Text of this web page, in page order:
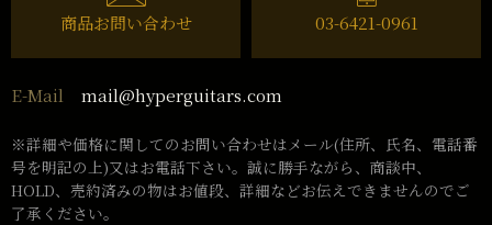
商品お問い合わせ 03-6421-0961
E-Mail mail@hyperguitars.com
※詳細や価格に関してのお問い合わせはメール(住所、氏名、電話番
号を明記の上)又はお電話下さい。誠に勝手ながら、商談中、
HOLD、売約済みの物はお値段、詳細などお伝えできませんのでご
了承ください。